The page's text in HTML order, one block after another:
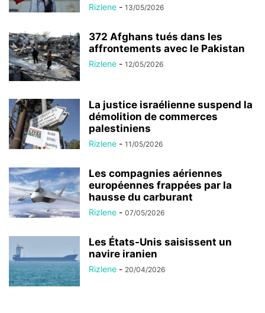
Rizlene - 13/05/2026
372 Afghans tués dans les
affrontements avec le Pakistan
Rizlene - 12/05/2026
La justice israélienne suspend la
démolition de commerces
palestiniens
Rizlene - 11/05/2026
Les compagnies aériennes
européennes frappées par la
hausse du carburant
Rizlene - 07/05/2026
Les États-Unis saisissent un
navire iranien
Rizlene - 20/04/2026